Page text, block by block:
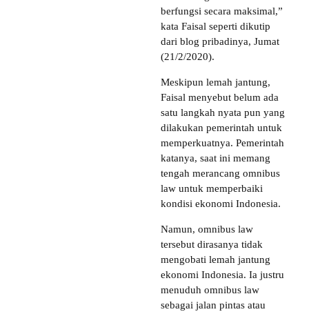
berfungsi secara maksimal,”
kata Faisal seperti dikutip
dari blog pribadinya, Jumat
(21/2/2020).
Meskipun lemah jantung,
Faisal menyebut belum ada
satu langkah nyata pun yang
dilakukan pemerintah untuk
memperkuatnya. Pemerintah
katanya, saat ini memang
tengah merancang omnibus
law untuk memperbaiki
kondisi ekonomi Indonesia.
Namun, omnibus law
tersebut dirasanya tidak
mengobati lemah jantung
ekonomi Indonesia. Ia justru
menuduh omnibus law
sebagai jalan pintas atau